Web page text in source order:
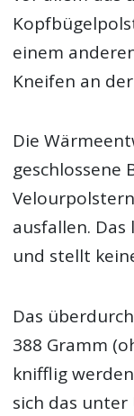
einem
Kneifen an
Die
geschlossene
ausfallen.
und stellt
Das
388 Gramm
knifflig
sich das